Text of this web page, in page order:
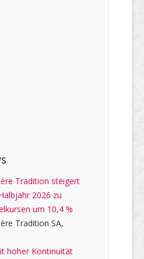
Tradition steigert
2026 zu
um 10,4 %
Tradition SA,
hoher Kontinuität